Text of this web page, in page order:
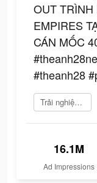
OUT
EMPIRES
CÁN MỐC
#theanh28
Trải nghiệm ngay
16.1M
Ad Impressions